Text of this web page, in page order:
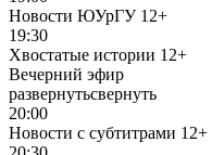
Новости ЮУрГУ 12+
19:30
Хвостатые истории 12+
Вечерний эфир
развернутьсвернуть
20:00
Новости с субтитрами 12+